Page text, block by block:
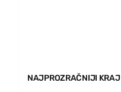
NAJPROZRAČNIJI KRAJ